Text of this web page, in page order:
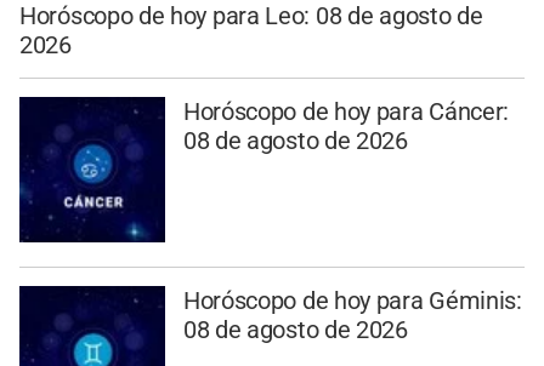
Horóscopo de hoy para Leo: 08 de agosto de
2026
Horóscopo de hoy para Cáncer:
08 de agosto de 2026
Horóscopo de hoy para Géminis:
08 de agosto de 2026